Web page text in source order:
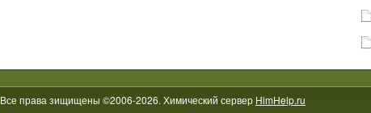
Все права зищищены ©2006-2026. Химический сервер HimHelp.ru